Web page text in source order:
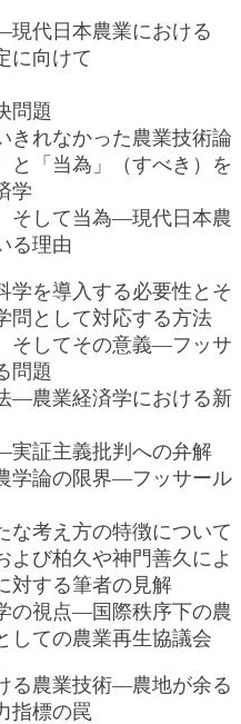
代日本農業における
に向けて
問題
れなかった農業技術論
「当為」（すべき）を
学
そして当為―現代日本農
る理由
を導入する必要性とそ
として対応する方法
そしてその意義―フッサ
問題
―農業経済学における新
証主義批判への弁解
学論の限界―フッサール
考え方の特徴について
び柏久や神門善久によ
対する筆者の見解
の視点―国際秩序下の農
しての農業再生協議会
る農業技術―農地が余る
指標の罠